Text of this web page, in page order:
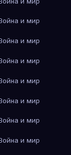
и мир
и мир
и мир
и мир
и мир
и мир
и мир